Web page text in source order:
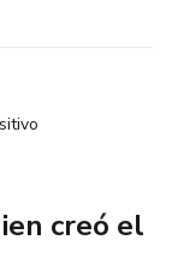
creó el